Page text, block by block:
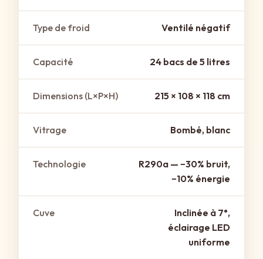
Type de froid Ventilé négatif
Capacité 24 bacs de 5 litres
Dimensions (L×P×H) 215 × 108 × 118 cm
Vitrage Bombé, blanc
Technologie
R290a — −30% bruit,
−10% énergie
Cuve
Inclinée à 7°,
éclairage LED
uniforme